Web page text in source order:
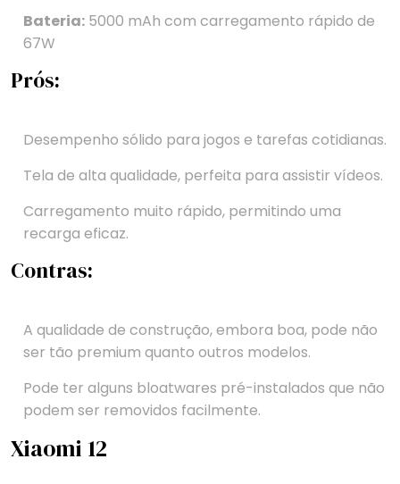
Bateria: 5000 mAh com carregamento rápido de
67W
Prós:
Desempenho sólido para jogos e tarefas cotidianas.
Tela de alta qualidade, perfeita para assistir vídeos.
Carregamento muito rápido, permitindo uma
recarga eficaz.
Contras:
A qualidade de construção, embora boa, pode não
ser tão premium quanto outros modelos.
Pode ter alguns bloatwares pré-instalados que não
podem ser removidos facilmente.
Xiaomi 12